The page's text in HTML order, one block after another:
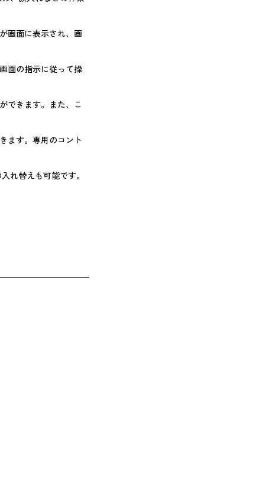
画面に表示され、画
面の指示に従って操
できます。また、こ
ます。専用のコント
れ替えも可能です。